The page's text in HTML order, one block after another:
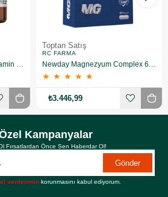
VeNatura Vitamin D3K2 Vitamin Takviye Edici Gıda 10 Adet
Toptan Satış
RC FARMA
Newday Magnezyum Complex 60 Kapsül 10 Adet
★ ★ ★ ★ ★
₺3.446,99
Kampanyalar
Fırsatlardan Önce Sen Haberdar Ol!
Gönder
verilerimin korunmasını kabul ediyorum.